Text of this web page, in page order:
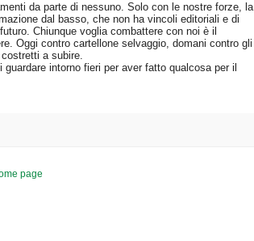
da parte di nessuno. Solo con le nostre forze, la
dal basso, che non ha vincoli editoriali e di
Chiunque voglia combattere con noi è il
Oggi contro cartellone selvaggio, domani contro gli
a subire.
intorno fieri per aver fatto qualcosa per il
page